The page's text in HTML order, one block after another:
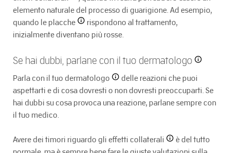
elemento naturale del processo di guarigione. Ad esempio,
quando le placche
rispondono al trattamento,
inizialmente diventano più rosse.
Se hai dubbi, parlane con il tuo dermatologo
Parla con il tuo dermatologo
delle reazioni che puoi
aspettarti e di cosa dovresti o non dovresti preoccuparti. Se
hai dubbi su cosa provoca una reazione, parlane sempre con
il tuo medico.
Avere dei timori riguardo gli effetti collaterali
è del tutto